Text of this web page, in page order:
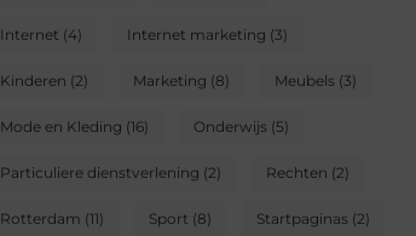
Internet (4) Internet marketing (3)
Kinderen (2) Marketing (8) Meubels (3)
Mode en Kleding (16) Onderwijs (5)
Particuliere dienstverlening (2) Rechten (2)
Rotterdam (11) Sport (8) Startpaginas (2)